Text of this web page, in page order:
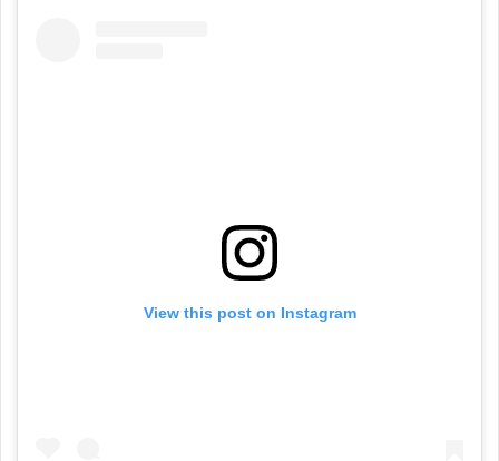
View this post on Instagram